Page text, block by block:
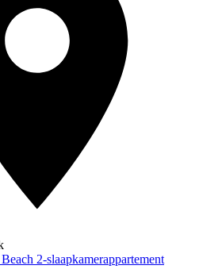
2-slaapkamerappartement